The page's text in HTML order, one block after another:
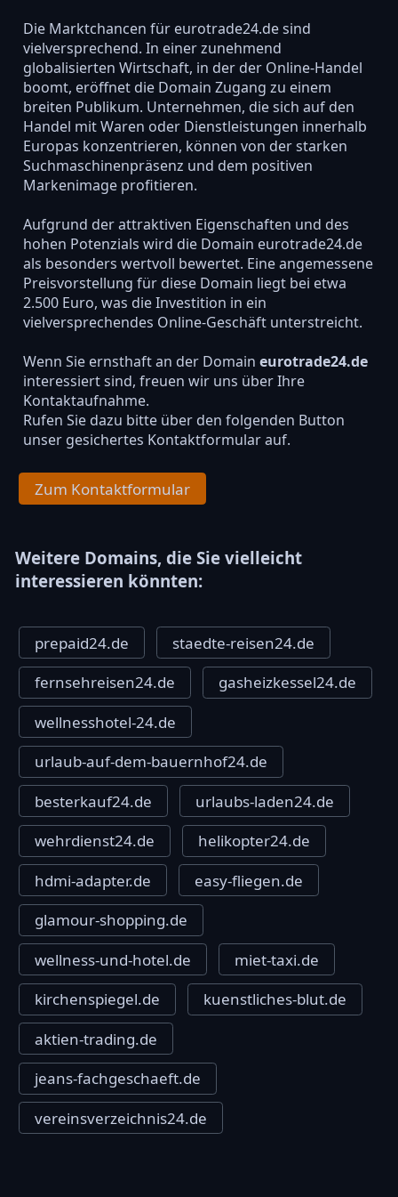
Die Marktchancen für eurotrade24.de sind
vielversprechend. In einer zunehmend
globalisierten Wirtschaft, in der der Online-Handel
boomt, eröffnet die Domain Zugang zu einem
breiten Publikum. Unternehmen, die sich auf den
Handel mit Waren oder Dienstleistungen innerhalb
Europas konzentrieren, können von der starken
Suchmaschinenpräsenz und dem positiven
Markenimage profitieren.
Aufgrund der attraktiven Eigenschaften und des
hohen Potenzials wird die Domain eurotrade24.de
als besonders wertvoll bewertet. Eine angemessene
Preisvorstellung für diese Domain liegt bei etwa
2.500 Euro, was die Investition in ein
vielversprechendes Online-Geschäft unterstreicht.
Wenn Sie ernsthaft an der Domain eurotrade24.de
interessiert sind, freuen wir uns über Ihre
Kontaktaufnahme.
Rufen Sie dazu bitte über den folgenden Button
unser gesichertes Kontaktformular auf.
Zum Kontaktformular
Weitere Domains, die Sie vielleicht
interessieren könnten:
prepaid24.de
staedte-reisen24.de
fernsehreisen24.de
gasheizkessel24.de
wellnesshotel-24.de
urlaub-auf-dem-bauernhof24.de
besterkauf24.de
urlaubs-laden24.de
wehrdienst24.de
helikopter24.de
hdmi-adapter.de
easy-fliegen.de
glamour-shopping.de
wellness-und-hotel.de
miet-taxi.de
kirchenspiegel.de
kuenstliches-blut.de
aktien-trading.de
jeans-fachgeschaeft.de
vereinsverzeichnis24.de